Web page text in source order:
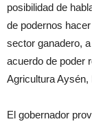
posibilidad de
de podernos
sector ganadero,
acuerdo de poder
Agricultura Aysén,
El gobernador